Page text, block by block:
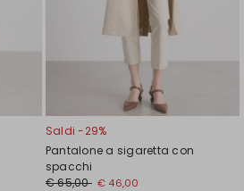
Saldi -29%
Pantalone a sigaretta con
spacchi
€ 65,00 € 46,00